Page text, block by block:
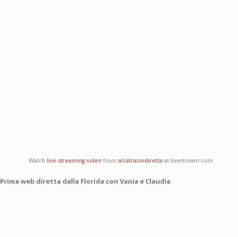
Watch live streaming video from alcatrazindiretta at livestream.com
Prima web diretta dalla Florida con Vania e Claudia